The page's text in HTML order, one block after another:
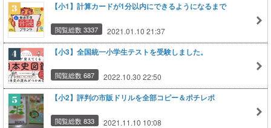
【小1】計算カードが1分以内にできるようになるまで
閲覧総数 3337 2021.01.10 21:37
【小3】全国統一小学生テストを受験しました。
閲覧総数 687 2022.10.30 22:50
【小2】評判の市販ドリルを全部コピー＆ポチレポ
閲覧総数 833 2021.11.10 10:08